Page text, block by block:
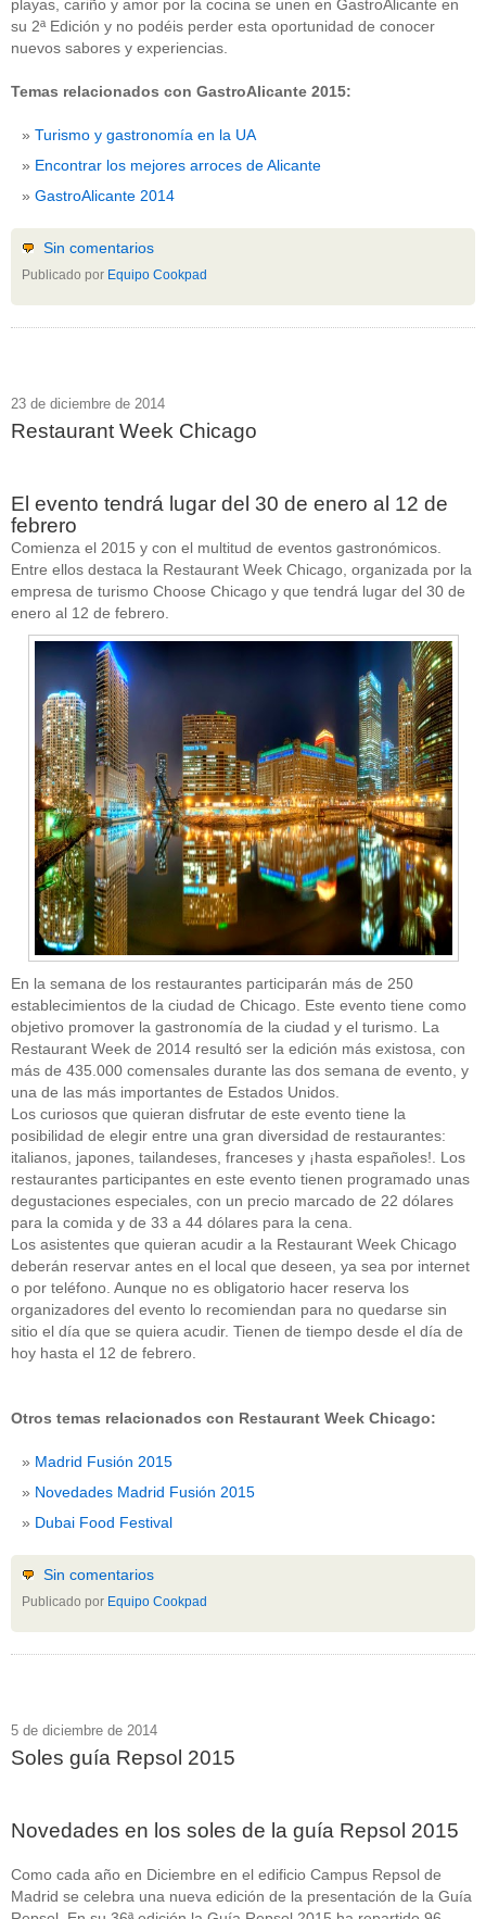
playas, cariño y amor por la cocina se unen en GastroAlicante en
su 2ª Edición y no podéis perder esta oportunidad de conocer
nuevos sabores y experiencias.
Temas relacionados con GastroAlicante 2015:
Turismo y gastronomía en la UA
Encontrar los mejores arroces de Alicante
GastroAlicante 2014
Sin comentarios
Publicado por Equipo Cookpad
23 de diciembre de 2014
Restaurant Week Chicago
El evento tendrá lugar del 30 de enero al 12 de
febrero
Comienza el 2015 y con el multitud de eventos gastronómicos.
Entre ellos destaca la Restaurant Week Chicago, organizada por la
empresa de turismo Choose Chicago y que tendrá lugar del 30 de
enero al 12 de febrero.
En la semana de los restaurantes participarán más de 250
establecimientos de la ciudad de Chicago. Este evento tiene como
objetivo promover la gastronomía de la ciudad y el turismo. La
Restaurant Week de 2014 resultó ser la edición más existosa, con
más de 435.000 comensales durante las dos semana de evento, y
una de las más importantes de Estados Unidos.
Los curiosos que quieran disfrutar de este evento tiene la
posibilidad de elegir entre una gran diversidad de restaurantes:
italianos, japones, tailandeses, franceses y ¡hasta españoles!. Los
restaurantes participantes en este evento tienen programado unas
degustaciones especiales, con un precio marcado de 22 dólares
para la comida y de 33 a 44 dólares para la cena.
Los asistentes que quieran acudir a la Restaurant Week Chicago
deberán reservar antes en el local que deseen, ya sea por internet
o por teléfono. Aunque no es obligatorio hacer reserva los
organizadores del evento lo recomiendan para no quedarse sin
sitio el día que se quiera acudir. Tienen de tiempo desde el día de
hoy hasta el 12 de febrero.
Otros temas relacionados con Restaurant Week Chicago:
Madrid Fusión 2015
Novedades Madrid Fusión 2015
Dubai Food Festival
Sin comentarios
Publicado por Equipo Cookpad
5 de diciembre de 2014
Soles guía Repsol 2015
Novedades en los soles de la guía Repsol 2015
Como cada año en Diciembre en el edificio Campus Repsol de
Madrid se celebra una nueva edición de la presentación de la Guía